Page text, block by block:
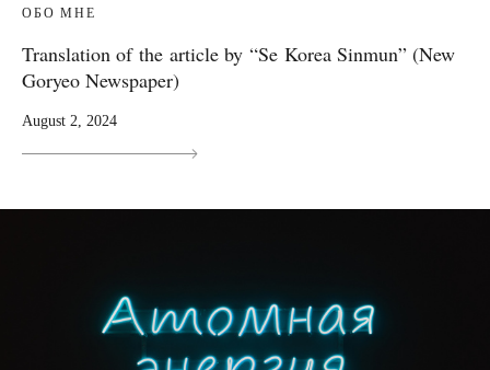
ОБО МНЕ
Translation of the article by “Se Korea Sinmun” (New
Goryeo Newspaper)
August 2, 2024